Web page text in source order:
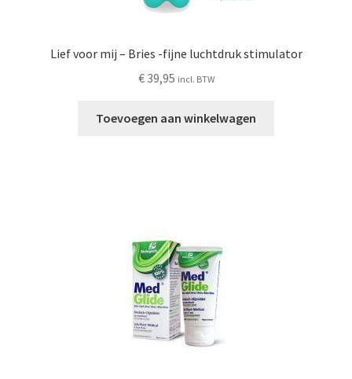
Lief voor mij – Bries -fijne luchtdruk stimulator
€39,95 incl. BTW
Toevoegen aan winkelwagen